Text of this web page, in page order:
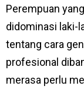
Perempuan
didominasi laki-
tentang cara
profesional
merasa perlu